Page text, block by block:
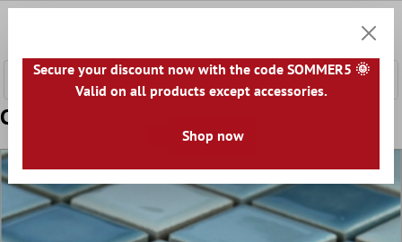
Campione Mosaico Ceramica Blu Mix
Secure your discount now with the code SOMMER5 🌞
Valid on all products except accessories.
Shop now